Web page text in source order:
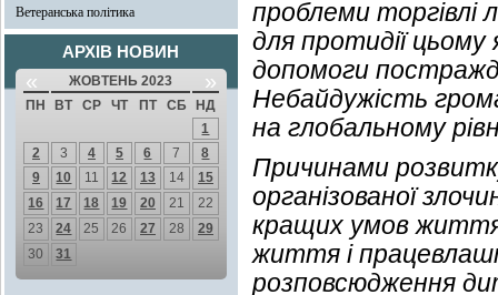
Ветеранська політика
АРХІВ НОВИН
« ЖОВТЕНЬ 2023 »
ПН ВТ СР ЧТ ПТ СБ
НД
1
2
3 4 5 6 7
8
9
10 11 12 13 14
15
16
17 18 19 20 21
22
23
24 25 26 27 28
29
30
31
проблеми торгівлі
для протидії цьому
допомоги
Небайдужість
на глобальному
Причинами
організованої
кращих умов
життя і
розповсюдження